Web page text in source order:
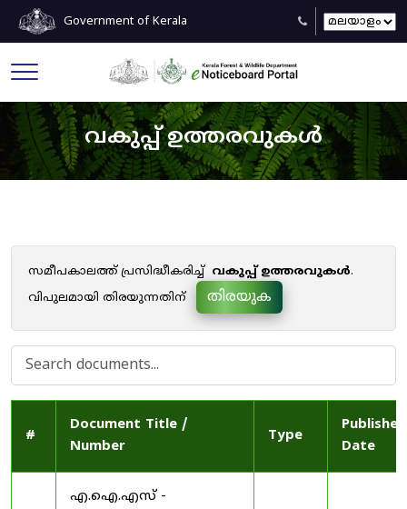
Government of Kerala
വകുപ്പ് ഉത്തരവുകൾ
സമീപകാലത്ത് പ്രസിദ്ധീകരിച്ച് വകുപ്പ് ഉത്തരവുകൾ.
വിപുലമായി തിരയുന്നതിന്
തിരയുക
#
Document Title /
Number
Type
Published
Date
എ.ഐ.എസ് -